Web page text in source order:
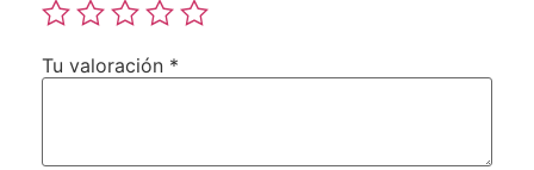
Tu valoración *